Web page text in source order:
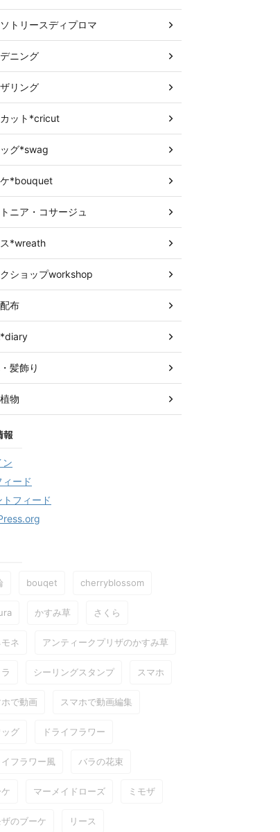
トリースディプロマ
ニング
リング
ット*cricut
グ*swag
*bouquet
ニア・コサージュ
ス*wreath
ショップworkshop
布
髪飾り
物
報
ン
ード
トフィード
bouqet cherryblossom
かすみ草 さくら
ネ アンティークプリザのかすみ草
シーリングスタンプ スマホ
ホで動画 スマホで動画編集
ッグ ドライフラワー
イフラワー風 バラの花束
マーメイドローズ ミモザ
ザのブーケ リース